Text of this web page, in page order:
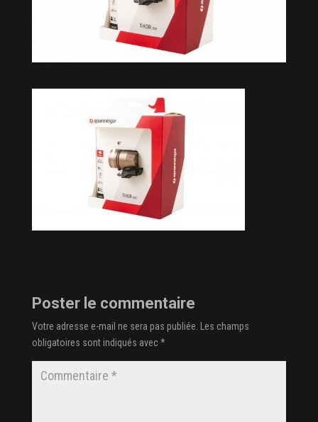
Poster le commentaire
Votre adresse e-mail ne sera pas publiée.
Les champs
obligatoires sont indiqués avec*